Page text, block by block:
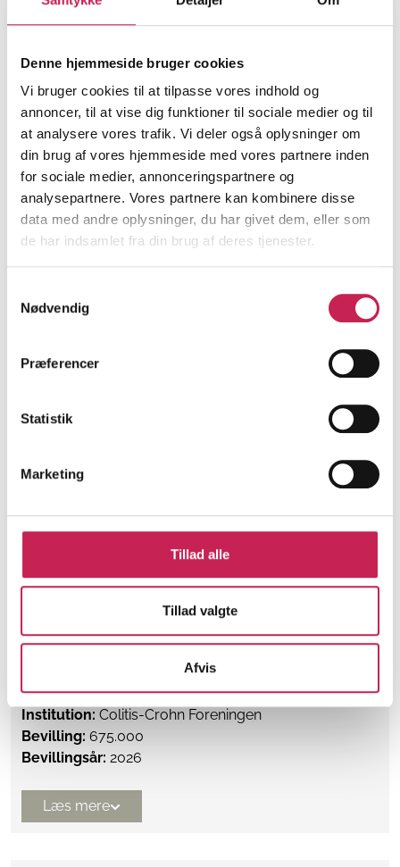
Denne hjemmeside bruger cookies
Vi bruger cookies til at tilpasse vores indhold og
annoncer, til at vise dig funktioner til sociale medier og til
at analysere vores trafik. Vi deler også oplysninger om
din brug af vores hjemmeside med vores partnere inden
for sociale medier, annonceringspartnere og
analysepartnere. Vores partnere kan kombinere disse
data med andre oplysninger, du har givet dem, eller som
de har indsamlet fra din brug af deres tjenester.
Nødvendig
Præferencer
Statistik
Marketing
Tillad alle
Tillad valgte
Afvis
Udvikling af e-læring til fagpersoner
ØVRIGE
Projektleder:Hanne Dam
Institution:Efter- og videreuddannelse, VIA University
College
Bevilling:490.000
Bevillingsår:2026
medlemsopbygning i Landsforeningen RLS
Danmark
Landsforeningen Restless Legs Syndrome
Bevilling:
Projektleder:Signe Havskjær Holm Pedersen
Institution: Colitis-Crohn Foreningen
Bevilling: 675.000
Bevillingsår: 2026
Læs mere